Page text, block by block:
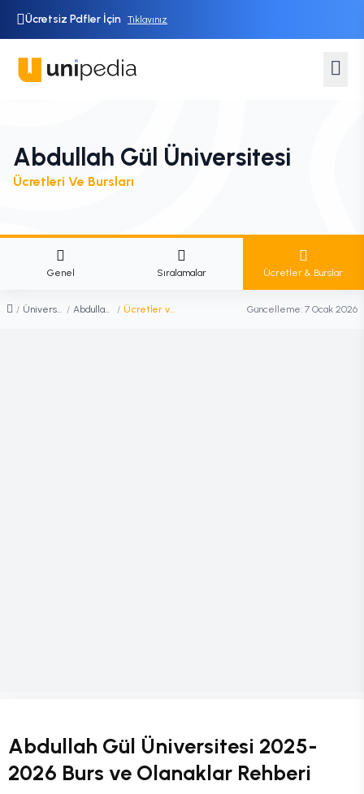
Ücretsiz Pdfler İçin Tıklayınız
Abdullah Gül Üniversitesi
Ücretleri Ve Bursları
Genel Sıralamalar Ücretler & Burslar
/ Üniversiteler / Abdullah Gül Üniversitesi / Ücretler ve Burslar Güncelleme: 7 Ocak 2026
Abdullah Gül Üniversitesi 2025-
2026 Burs ve Olanaklar Rehberi